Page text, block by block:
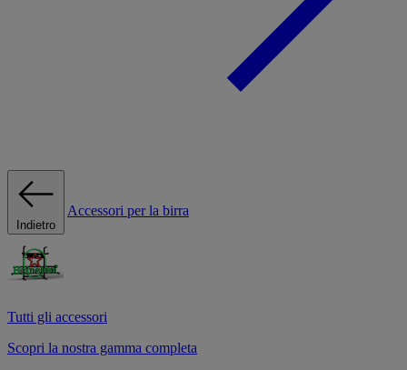
Indietro
Accessori per la birra
Tutti gli accessori
Scopri la nostra gamma completa